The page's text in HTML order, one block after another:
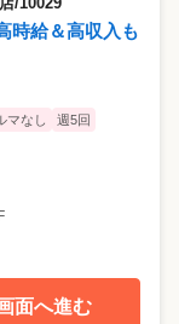
時給＆高収入も
マなし
週5回
面へ進む